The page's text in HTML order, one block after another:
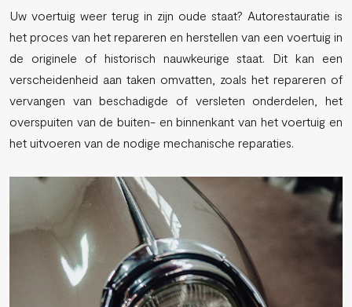
Uw voertuig weer terug in zijn oude staat? Autorestauratie is
het proces van het repareren en herstellen van een voertuig in
de originele of historisch nauwkeurige staat. Dit kan een
verscheidenheid aan taken omvatten, zoals het repareren of
vervangen van beschadigde of versleten onderdelen, het
overspuiten van de buiten- en binnenkant van het voertuig en
het uitvoeren van de nodige mechanische reparaties.